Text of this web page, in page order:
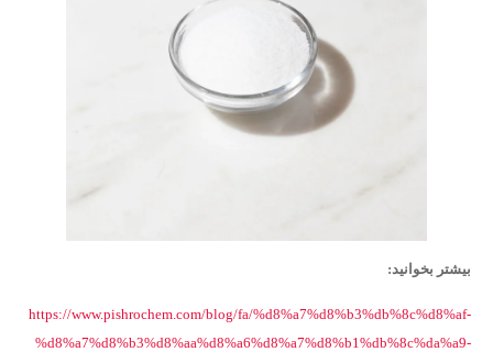
بیشتر بخوانید:
https://www.pishrochem.com/blog/fa/%d8%a7%d8%b3%db%8c%d8%af-
%d8%a7%d8%b3%d8%aa%d8%a6%d8%a7%d8%b1%db%8c%da%a9-